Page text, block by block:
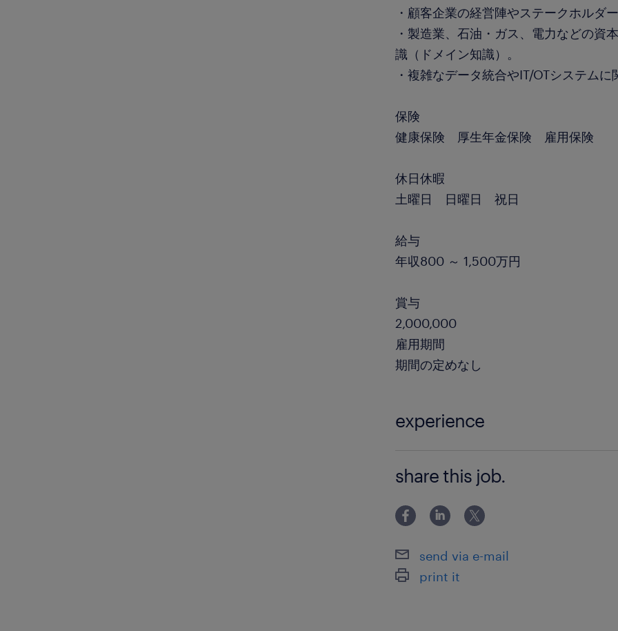
・顧客企業の経営陣やステークホルダ
・製造業、石油・ガス、電力などの資
識（ドメイン知識）。
・複雑なデータ統合やIT/OTシステムに
保険
健康保険 厚生年金保険 雇用保険
休日休暇
土曜日 日曜日 祝日
給与
年収800 ～ 1,500万円
賞与
2,000,000
雇用期間
期間の定めなし
experience
トマネジメント経験。 ・顧客企業の経
ダーに対する高度な折衝能力。 ・製造
力などの資本集約型産業に関する業務知
share this job.
send via e-mail
print it